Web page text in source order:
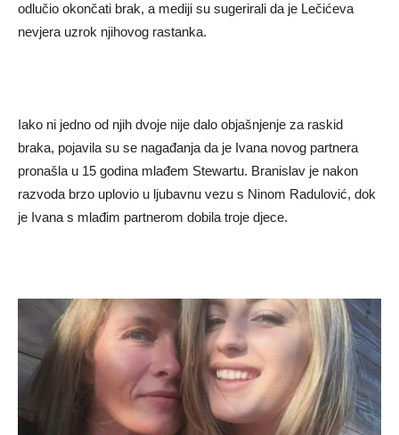
odlučio okončati brak, a mediji su sugerirali da je Lečićeva
nevjera uzrok njihovog rastanka.
Iako ni jedno od njih dvoje nije dalo objašnjenje za raskid
braka, pojavila su se nagađanja da je Ivana novog partnera
pronašla u 15 godina mlađem Stewartu. Branislav je nakon
razvoda brzo uplovio u ljubavnu vezu s Ninom Radulović, dok
je Ivana s mlađim partnerom dobila troje djece.